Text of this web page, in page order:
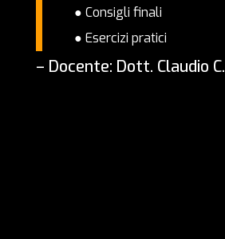
● Consigli finali
● Esercizi pratici
– Docente: Dott. Claudio C.